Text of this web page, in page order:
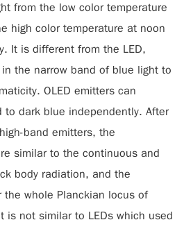
from the low color temperature
high color temperature at noon
It is different from the LED,
the narrow band of blue light to
OLED emitters can
to dark blue independently. After
band emitters, the
similar to the continuous and
body radiation, and the
the whole Planckian locus of
is not similar to LEDs which used